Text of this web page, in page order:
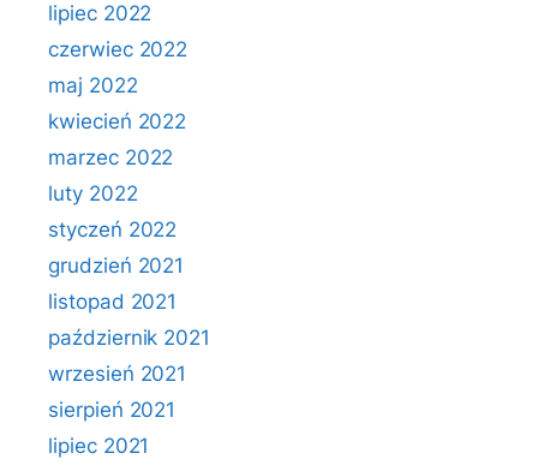
lipiec 2022
czerwiec 2022
maj 2022
kwiecień 2022
marzec 2022
luty 2022
styczeń 2022
grudzień 2021
listopad 2021
październik 2021
wrzesień 2021
sierpień 2021
lipiec 2021